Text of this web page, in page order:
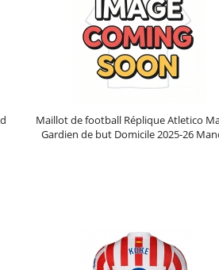
Maillot de football Réplique Atletico
Gardien de but Domicile 2025-26